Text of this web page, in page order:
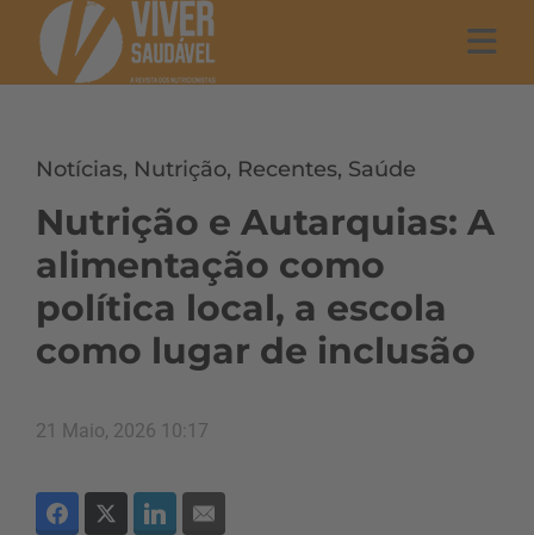
Notícias, Nutrição, Recentes, Saúde
Nutrição e Autarquias: A
alimentação como
política local, a escola
como lugar de inclusão
21 Maio, 2026 10:17